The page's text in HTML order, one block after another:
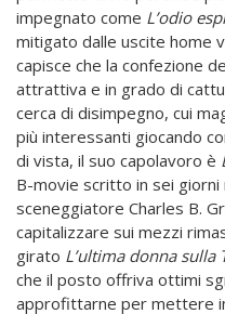
impegnato come L’odio
mitigato dalle uscite home
capisce che la confezione
attrattiva e in grado di
cerca di disimpegno, cui
più interessanti giocando
di vista, il suo capolavoro è
B-movie scritto in sei
sceneggiatore Charles B.
capitalizzare sui mezzi
girato L’ultima donna sulla
che il posto offriva ottimi
approfittarne per mettere